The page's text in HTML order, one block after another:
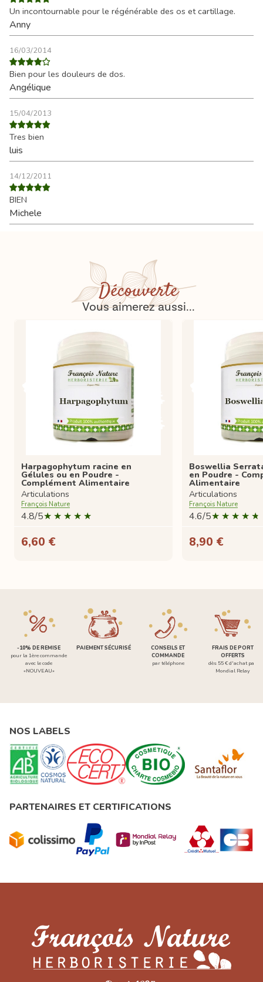
Un incontournable pour le régénérable des os et cartillage.
Anny
16/03/2014
Bien pour les douleurs de dos.
Angélique
15/04/2013
Tres bien
luis
14/12/2011
BIEN
Michele
Découverte
Vous aimerez aussi...
Harpagophytum racine en
Gélules ou en Poudre -
Complément Alimentaire
Articulations
François Nature
4.8/5
6,60 €
Boswellia
en Poudre -
Alimentaire
Articulations
François Nature
4.6/5
8,90 €
-10% DE REMISE
pour la 1ère commande
avec le code
«NOUVEAU»
PAIEMENT SÉCURISÉ
CONSEILS ET
COMMANDE
par téléphone
FRAIS DE PORT
OFFERTS
dès 55 € d'achat par
Mondial Relay
NOS LABELS
PARTENAIRES ET CERTIFICATIONS